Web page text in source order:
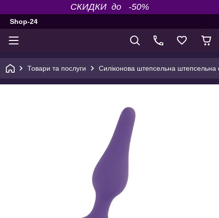
СКИДКИ до -50%
Shop-24
Товари та послуги Силіконова штепсельна